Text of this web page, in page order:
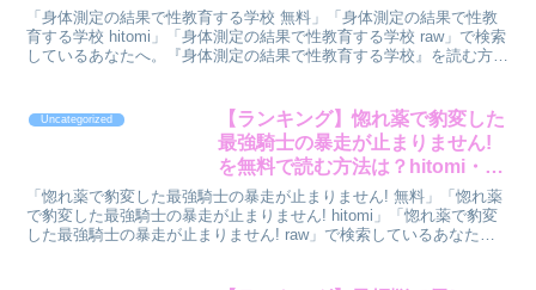
け
「身体測定の結果で性教育する学校 無料」「身体測定の結果で性教
育する学校 hitomi」「身体測定の結果で性教育する学校 raw」で検索
しているあなたへ。『身体測定の結果で性教育する学校』を読む方法
Uncategorized
【ランキング】惚れ薬で豹変した
最強騎士の暴走が止まりません!
を無料で読む方法は？hitomi・
rawも含めて格付け
「惚れ薬で豹変した最強騎士の暴走が止まりません! 無料」「惚れ薬
で豹変した最強騎士の暴走が止まりません! hitomi」「惚れ薬で豹変
した最強騎士の暴走が止まりません! raw」で検索しているあなた